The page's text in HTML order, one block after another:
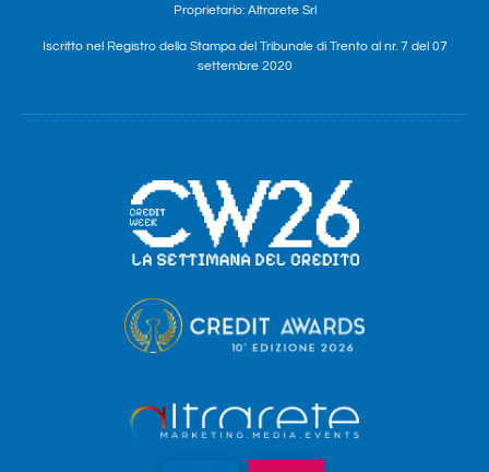
Proprietario: Altrarete Srl
Iscritto nel Registro della Stampa del Tribunale di Trento al nr. 7 del 07
settembre 2020